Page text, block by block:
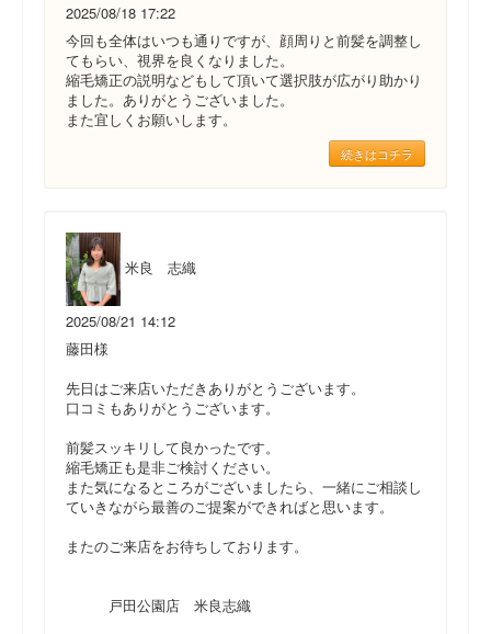
2025/08/18 17:22
今回も全体はいつも通りですが、顔周りと前髪を調整し
てもらい、視界を良くなりました。
縮毛矯正の説明などもして頂いて選択肢が広がり助かり
ました。ありがとうございました。
また宜しくお願いします。
続きはコチラ
米良 志織
2025/08/21 14:12
藤田様
先日はご来店いただきありがとうございます。
口コミもありがとうございます。
前髪スッキリして良かったです。
縮毛矯正も是非ご検討ください。
また気になるところがございましたら、一緒にご相談し
ていきながら最善のご提案ができればと思います。
またのご来店をお待ちしております。
戸田公園店 米良志織